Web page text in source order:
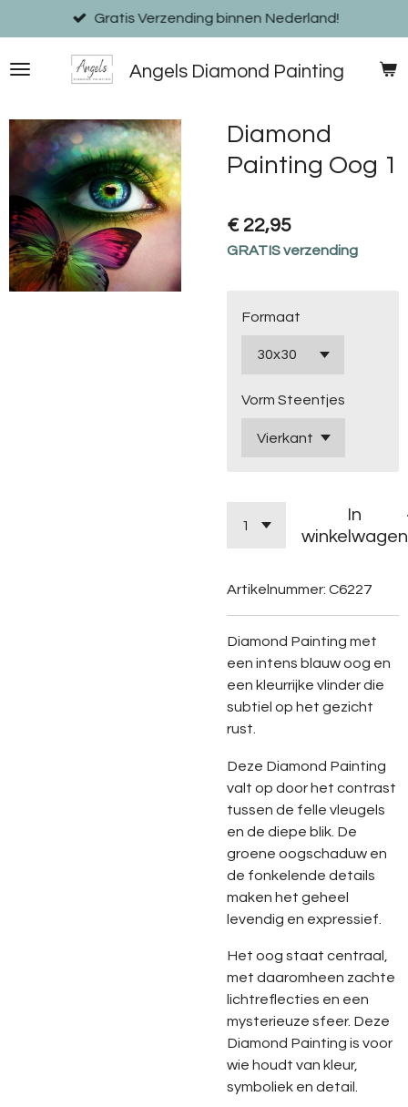
direct
naar
Angels Diamond Painting
Gratis Verzending binnen Nederland!
Diamond
Painting Oog 1
€ 22,95
GRATIS verzending
Formaat
Vorm Steentjes
In
winkelwagen
Artikelnummer: C6227
Diamond Painting met
een intens blauw oog en
een kleurrijke vlinder die
subtiel op het gezicht
rust.
Deze Diamond Painting
valt op door het contrast
tussen de felle vleugels
en de diepe blik. De
groene oogschaduw en
de fonkelende details
maken het geheel
levendig en expressief.
Het oog staat centraal,
met daaromheen zachte
lichtreflecties en een
mysterieuze sfeer. Deze
Diamond Painting is voor
wie houdt van kleur,
symboliek en detail.